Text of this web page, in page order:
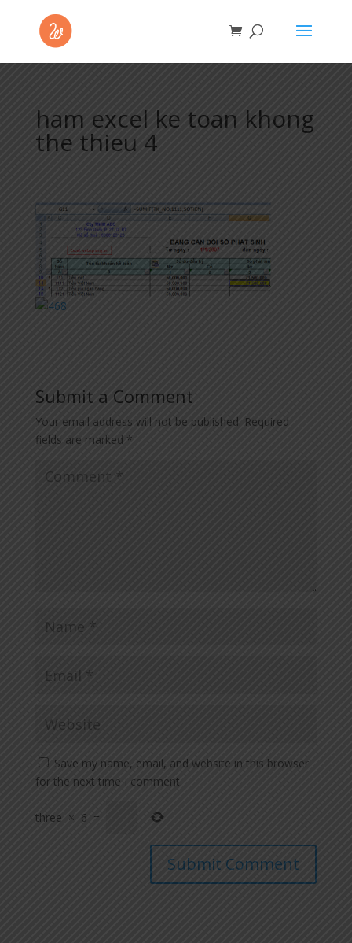
ham excel ke toan khong
the thieu 4
Submit a Comment
Your email address will not be published. Required
fields are marked *
Save my name, email, and website in this browser
for the next time I comment.
three × 6 =